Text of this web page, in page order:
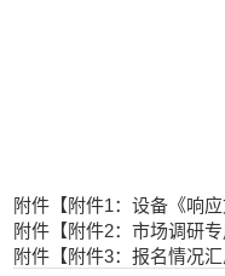
附件【附件1：设备《响
附件【附件2：市场调研
附件【附件3：报名情况